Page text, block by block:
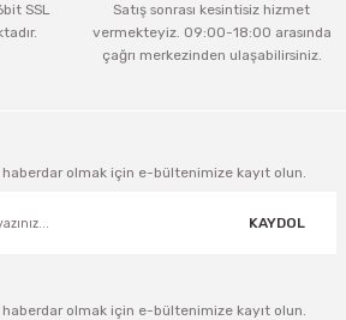
SSL
Satış sonrası kesintisiz hizmet
vermekteyiz. 09:00-18:00 arasında
çağrı merkezinden ulaşabilirsiniz.
olmak için e-bültenimize kayıt olun.
KAYDOL
olmak için e-bültenimize kayıt olun.